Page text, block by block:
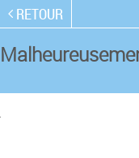
RETOUR